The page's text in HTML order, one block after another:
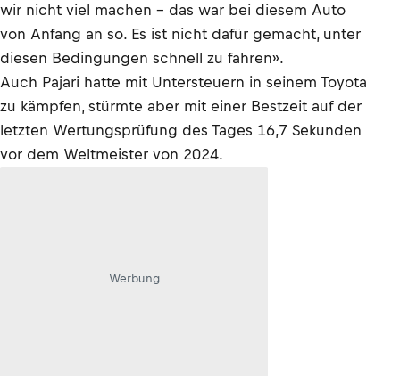
wir nicht viel machen - das war bei diesem Auto
von Anfang an so. Es ist nicht dafür gemacht, unter
diesen Bedingungen schnell zu fahren».
Auch Pajari hatte mit Untersteuern in seinem Toyota
zu kämpfen, stürmte aber mit einer Bestzeit auf der
letzten Wertungsprüfung des Tages 16,7 Sekunden
vor dem Weltmeister von 2024.
Werbung